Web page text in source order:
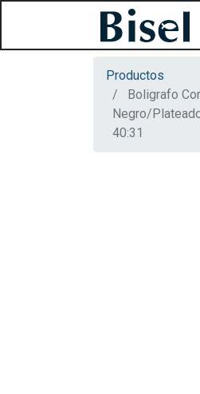
Productos
Boligrafo
Negro/
40:31